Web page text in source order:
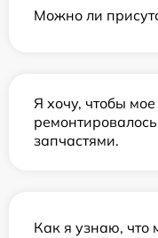
Можно ли
Я хочу, чтобы мое
запчастями.
Как я узнаю, что